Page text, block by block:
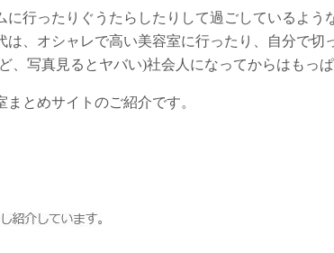
に行ったりぐうたらしたりして過ごしているよう
は、オシャレで高い美容室に行ったり、自分で切
、写真見るとヤバい)社会人になってからはもっぱ
とめサイトのご紹介です。